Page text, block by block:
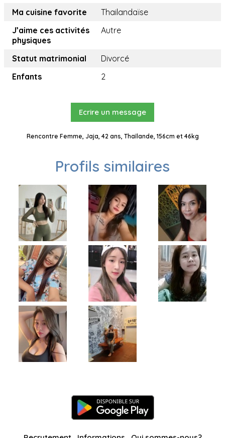
Ma cuisine favorite
Thailandaïse
J’aime ces activités
physiques
Autre
Statut matrimonial
Divorcé
Enfants
2
Ecrire un message
Rencontre Femme, Jaja, 42 ans, Thaïlande, 156cm et 46kg
Profils similaires